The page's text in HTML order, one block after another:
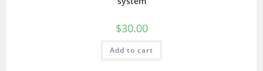
$30.00
Add to cart